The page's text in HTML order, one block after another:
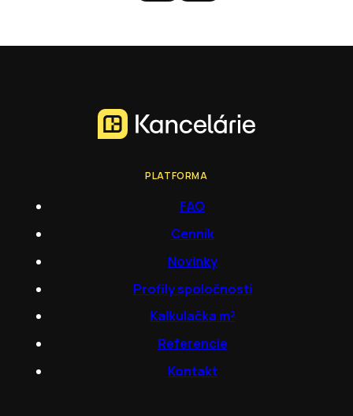
PLATFORMA
FAQ
Cenník
Novinky
Profily spoločností
Kalkulačka m²
Referencie
Kontakt